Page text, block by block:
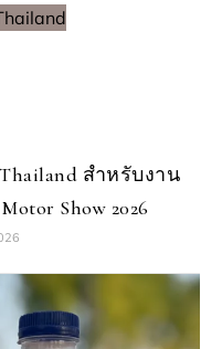
สำหรับงาน
Show 2026